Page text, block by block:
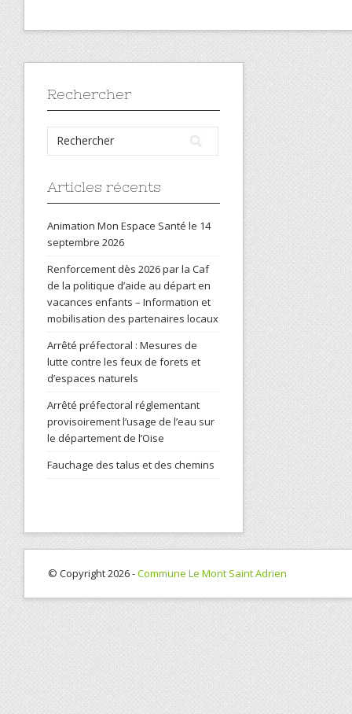
Rechercher
Articles récents
Animation Mon Espace Santé le 14
septembre 2026
Renforcement dès 2026 par la Caf
de la politique d’aide au départ en
vacances enfants – Information et
mobilisation des partenaires locaux
Arrêté préfectoral : Mesures de
lutte contre les feux de forets et
d’espaces naturels
Arrêté préfectoral réglementant
provisoirement l’usage de l’eau sur
le département de l’Oise
Fauchage des talus et des chemins
© Copyright 2026 -Commune Le Mont Saint Adrien